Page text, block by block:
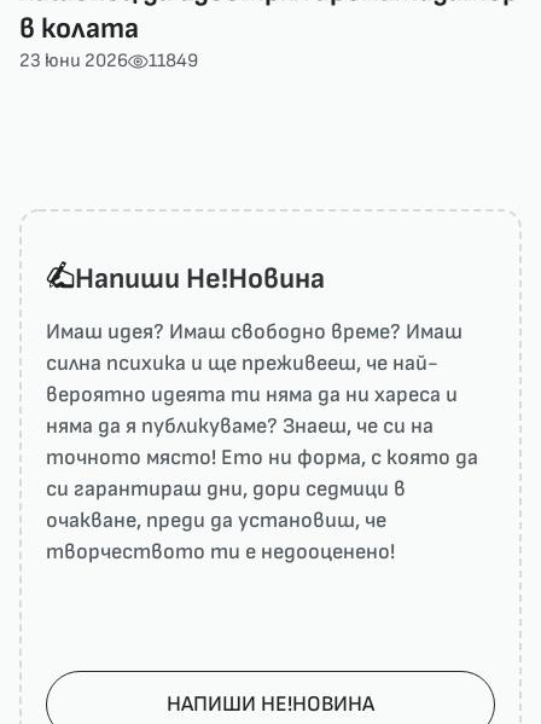
в колата
23 юни 2026 11849
Напиши He!Новина
Имаш идея? Имаш свободно време? Имаш
силна психика и ще преживееш, че най-
вероятно идеята ти няма да ни харесa и
няма да я публикуваме? Знаеш, че си на
точното място! Ето ни форма, с която да
си гарантираш дни, дори седмици в
очакване, преди да установиш, че
творчеството ти е недооценено!
НАПИШИ НЕ!НОВИНА